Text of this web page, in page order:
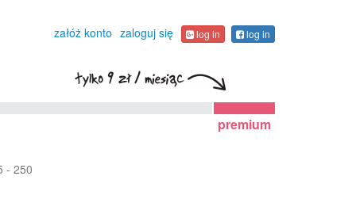
załóż konto zaloguj się log in log in
premium
- 250